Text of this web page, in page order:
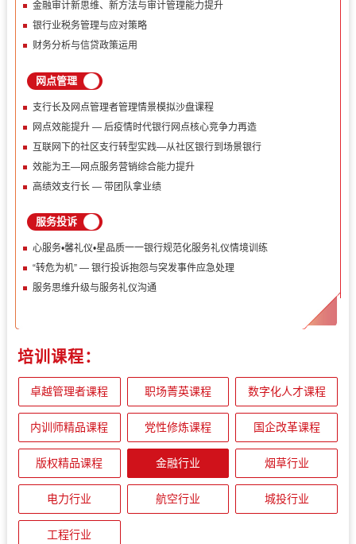
金融审计新思维、新方法与审计管理能力提升
银行业税务管理与应对策略
财务分析与信贷政策运用
网点管理
支行长及网点管理者管理情景模拟沙盘课程
网点效能提升 — 后疫情时代银行网点核心竞争力再造
互联网下的社区支行转型实践—从社区银行到场景银行
效能为王—网点服务营销综合能力提升
高绩效支行长 — 带团队拿业绩
服务投诉
心服务•馨礼仪•星品质一一银行规范化服务礼仪情境训练
“转危为机” — 银行投诉抱怨与突发事件应急处理
服务思维升级与服务礼仪沟通
培训课程：
卓越管理者课程 职场菁英课程 数字化人才课程
内训师精品课程 党性修炼课程 国企改革课程
版权精品课程 金融行业 烟草行业
电力行业 航空行业 城投行业
工程行业